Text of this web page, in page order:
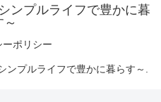
ンプルライフで豊かに暮
～
ーポリシー
プルライフで豊かに暮らす～.